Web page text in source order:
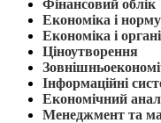
Фінансовий облік
Економіка і
Економіка і
Ціноутворення
Інформаційні
Економічний
Менеджмент та